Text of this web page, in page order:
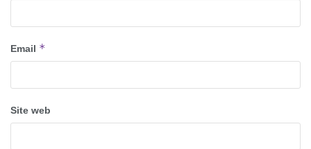
Email *
Site web